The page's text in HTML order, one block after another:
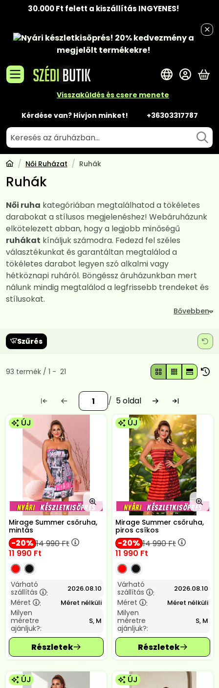
30.000 Ft felett a kiszállítás INGYENES!
Nyári készletkisöprés! 20% kedvezménya
megjelölt termékekre!
Visszaküldés és csere menete
Kérdése van? Hívjon minket! +36303317787
A
Női Ruházat Ruhák
Ruhák
Női ruha kategóriában megtalálhatod a tökéletes
darabokat a stílusos megjelenéshez! Webáruházunk
elkötelezett abban, hogy a legjobb minőségű
ruhákat kínáljuk számodra. Fedezd fel széles
választékunkat és garantáltan megtalálod a
tökéletes darabot legyen szó alkalmi vagy
hétköznapi ruháról. Böngéssz áruházunkban mert
nálunk mindig megtalálod a legfrissebb trendeket és
stílusokat.
Szűrés
Összes termék a kategóriában
93 termék 1 21
5
ÚJ
Mirage Summer csőruha,
mintás
20 14 990Ft
11 990 Ft
Várható
szállítás
: 2026.08.10
Méret : Méret nélküli
Milyen
méretre
ajánljuk?:
S, M
ÚJ
Mirage Summer csőruha,
piros csíkos
20 14 990Ft
11 990 Ft
Várható
szállítás
: 2026.08.10
Méret : Méret nélküli
Milyen
méretre
ajánljuk?:
S, M
ÚJ ÚJ